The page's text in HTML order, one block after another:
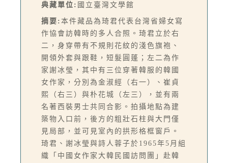
典藏單位: 國立臺灣文學館
摘要: 本件藏品為琦君代表台灣省婦女寫
作協會訪韓時的多人合照。琦君立於右
二，身穿帶有不規則花紋的淺色旗袍、
開領外套與跟鞋，短髮圓蓬；左二為作
家謝冰瑩，其中有三位穿著韓服的韓國
女作家，分別為金淑經（右一）、崔貞
熙（右三）與朴花城（左三），並有兩
名著西裝男士共同合影。拍攝地點為建
築物入口前，後方的粗壯石柱與大門僅
見局部，並可見室內的拱形格框窗戶。
琦君、謝冰瑩與詩人蓉子於1965年5月組
織「中國女作家大韓民國訪問團」赴韓